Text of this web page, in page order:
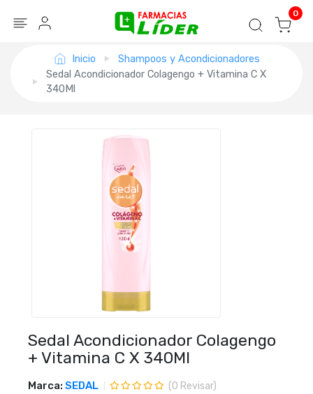
Seguir mi pedido 0
Inicio
Shampoos y Acondicionadores
Sedal Acondicionador Colagengo + Vitamina C X
340Ml
Sedal Acondicionador Colagengo
+ Vitamina C X 340Ml
Marca: SEDAL (0 Revisar)